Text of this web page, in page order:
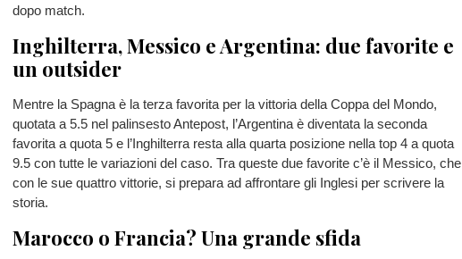
dopo match.
Inghilterra, Messico e Argentina: due favorite e
un outsider
Mentre la Spagna è la terza favorita per la vittoria della Coppa del Mondo,
quotata a 5.5 nel palinsesto Antepost, l’Argentina è diventata la seconda
favorita a quota 5 e l’Inghilterra resta alla quarta posizione nella top 4 a quota
9.5 con tutte le variazioni del caso. Tra queste due favorite c’è il Messico, che
con le sue quattro vittorie, si prepara ad affrontare gli Inglesi per scrivere la
storia.
Marocco o Francia? Una grande sfida